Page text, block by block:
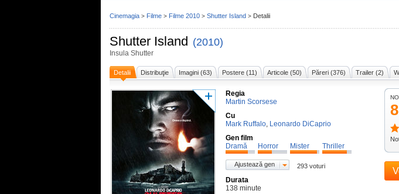
Shutter Island (2010)
Insula Shutter
Detalii Distribuţie Imagini (63) Postere (11) Articole (50) Păreri (376) Trailer (2)
Regia
Martin Scorsese
Cu
Mark Ruffalo, Leonardo DiCaprio
Gen film
Dramă
Horror Mister Thriller
Ajustează gen 293 voturi
Durata
138 minute
Cinemagia > Filme > Filme 2010 > Shutter Island > Detalii